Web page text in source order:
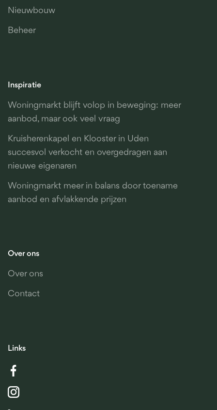
Nieuwbouw
Beheer
Inspiratie
Woningmarkt blijft volop in beweging: meer
aanbod, maar ook veel vraag
Kruisherenkapel en Klooster in Uden
succesvol verkocht en overgedragen aan
nieuwe eigenaren
Woningmarkt meer in balans door toename
aanbod en afvlakkende prijzen
Over ons
Over ons
Contact
Links